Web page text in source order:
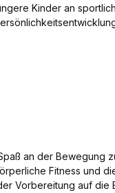
Kinder an
an der Bewegung
Fitness und
Vorbereitung auf die